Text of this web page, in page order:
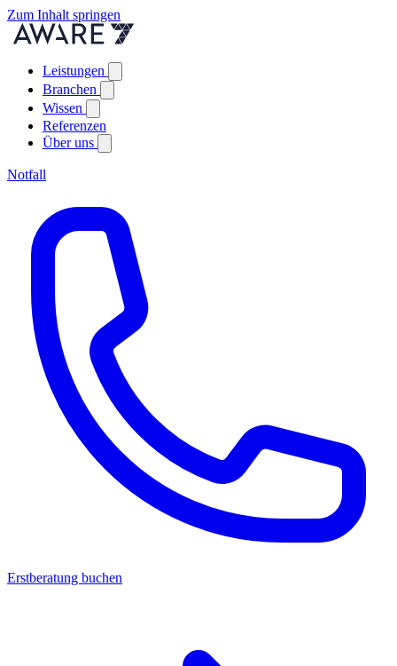
Zum Inhalt springen
Leistungen
Branchen
Wissen
Referenzen
Über uns
Notfall
Erstberatung buchen